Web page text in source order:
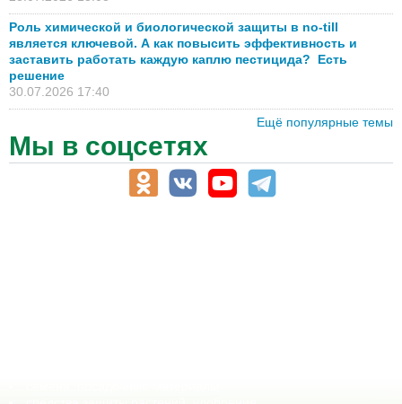
Роль химической и биологической защиты в no-till
является ключевой. А как повысить эффективность и
заставить работать каждую каплю пестицида? Есть
решение
30.07.2026 17:40
Ещё популярные темы
Мы в соцсетях